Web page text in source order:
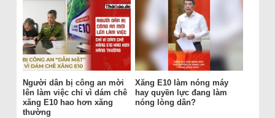
Người dân bị công an mời
lên làm việc chỉ vì dám chê
xăng E10 hao hơn xăng
thường
Xăng E10 làm nóng máy
hay quyền lực đang làm
nóng lòng dân?